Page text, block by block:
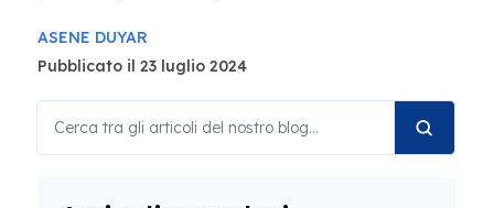
ASENE DUYAR
Pubblicato il 23 luglio 2024